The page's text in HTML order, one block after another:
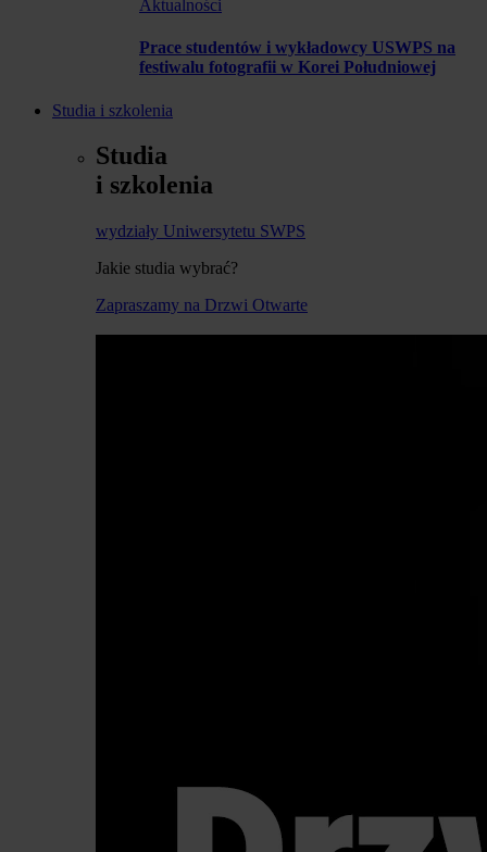
Aktualności
Prace studentów i wykładowcy USWPS na
festiwalu fotografii w Korei Południowej
Studia i szkolenia
Studia
i szkolenia
wydziały Uniwersytetu SWPS
Jakie studia wybrać?
Zapraszamy na Drzwi Otwarte